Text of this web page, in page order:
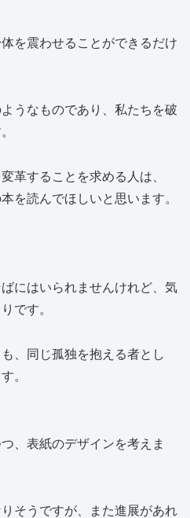
を震わせることができるだけ
うなものであり、私たちを破
革することを求める人は、
を読んでほしいと思います。
にはいられませんけれど、気
です。
、同じ孤独を抱える者とし
。
、表紙のデザインを考えま
そうですが、また進展があれ